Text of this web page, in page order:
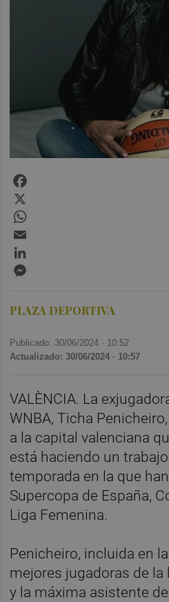
PLAZA DEPORTIVA
Publicado: 30/06/2024 · 10:52
Actualizado: 30/06/2024 · 10:57
VALÈNCIA. La
WNBA, Ticha
a la capital valenciana
está haciendo un
temporada en la que
Supercopa de España,
Liga Femenina.
Penicheiro, incluida en
mejores jugadoras de la
y la máxima asistente